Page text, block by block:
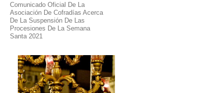
Comunicado Oficial De La
Asociación De Cofradías Acerca
De La Suspensión De Las
Procesiones De La Semana
Santa 2021